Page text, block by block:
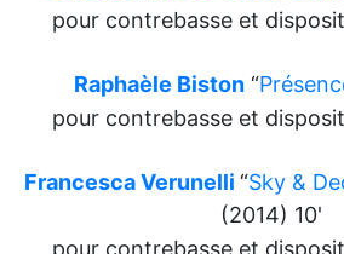
pour contrebasse et
Raphaèle Biston “
pour contrebasse et
Francesca Verunelli “Sky &
(2014) 10'
pour contrebasse et